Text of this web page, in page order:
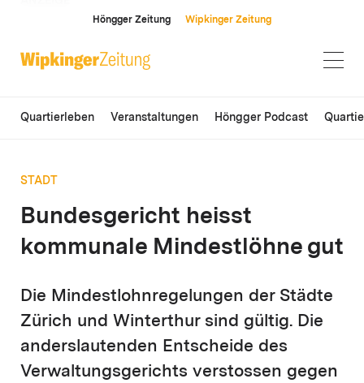
Höngger Zeitung Wipkinger Zeitung
Quartierleben Veranstaltungen Höngger Podcast
STADT
Bundesgericht heisst
kommunale Mindestlöhne gut
Die Mindestlohnregelungen der Städte
Zürich und Winterthur sind gültig. Die
anderslautenden Entscheide des
Verwaltungsgerichts verstossen gegen